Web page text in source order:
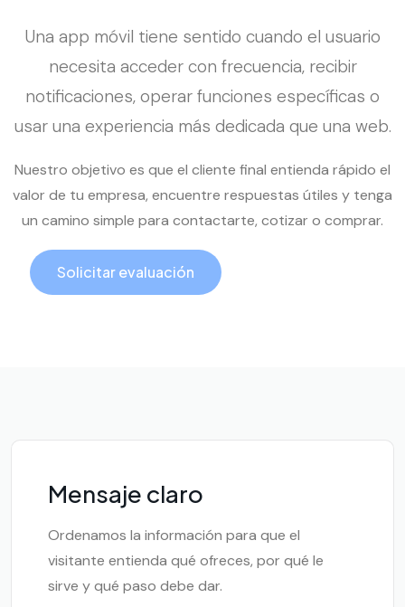
Una app móvil tiene sentido cuando el usuario
necesita acceder con frecuencia, recibir
notificaciones, operar funciones específicas o
usar una experiencia más dedicada que una web.
Nuestro objetivo es que el cliente final entienda rápido el
valor de tu empresa, encuentre respuestas útiles y tenga
un camino simple para contactarte, cotizar o comprar.
Solicitar evaluación
Mensaje claro
Ordenamos la información para que el
visitante entienda qué ofreces, por qué le
sirve y qué paso debe dar.